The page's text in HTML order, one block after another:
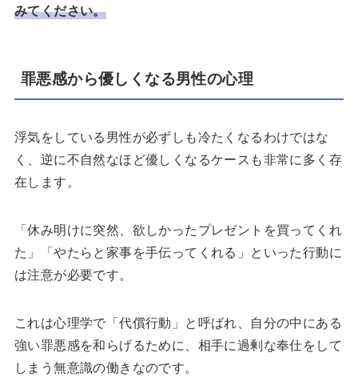
みてください。
罪悪感から優しくなる男性の心理
浮気をしている男性が必ずしも冷たくなるわけではな
く、逆に不自然なほど優しくなるケースも非常に多く存
在します。
「休み明けに突然、欲しかったプレゼントを買ってくれ
た」「やたらと家事を手伝ってくれる」といった行動に
は注意が必要です。
これは心理学で「代償行動」と呼ばれ、自分の中にある
強い罪悪感を和らげるために、相手に過剰な奉仕をして
しまう無意識の働きなのです。